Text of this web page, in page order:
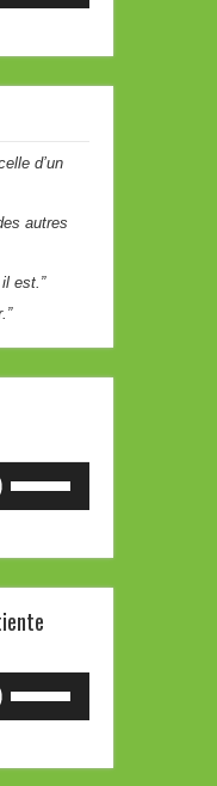
haut/bas
pour
diminuer
volume.
d’un
autres
est.”
haut/bas
pour
augmenter
diminuer
le
haut/bas